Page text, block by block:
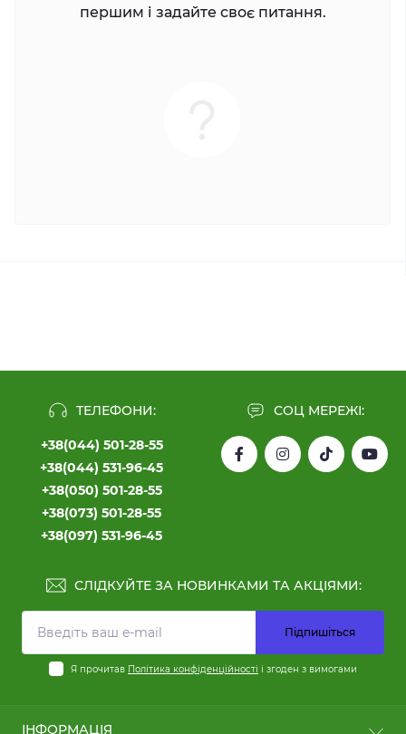
першим і задайте своє питання.
ТЕЛЕФОНИ:
+38(044) 501-28-55
+38(044) 531-96-45
+38(050) 501-28-55
+38(073) 501-28-55
+38(097) 531-96-45
СОЦ МЕРЕЖІ:
СЛІДКУЙТЕ ЗА НОВИНКАМИ ТА АКЦІЯМИ:
Підпишіться
Я прочитав Політика конфіденційності і згоден з вимогами
ІНФОРМАЦІЯ